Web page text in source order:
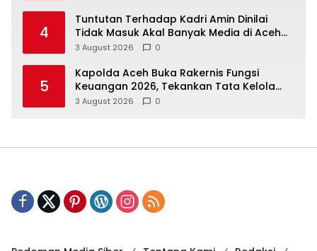
4
Tuntutan Terhadap Kadri Amin Dinilai
Tidak Masuk Akal Banyak Media di Aceh
Berpotensi Jadi Korban Selanjutnya
3 August 2026 0
5
Kapolda Aceh Buka Rakernis Fungsi
Keuangan 2026, Tekankan Tata Kelola
Anggaran yang Profesional dan
3 August 2026 0